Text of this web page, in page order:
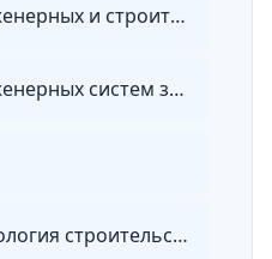
Автоматизация инженерных и строительных технологий
Автоматизация инженерных систем зданий и сооружений
Архитектура и технология строительства